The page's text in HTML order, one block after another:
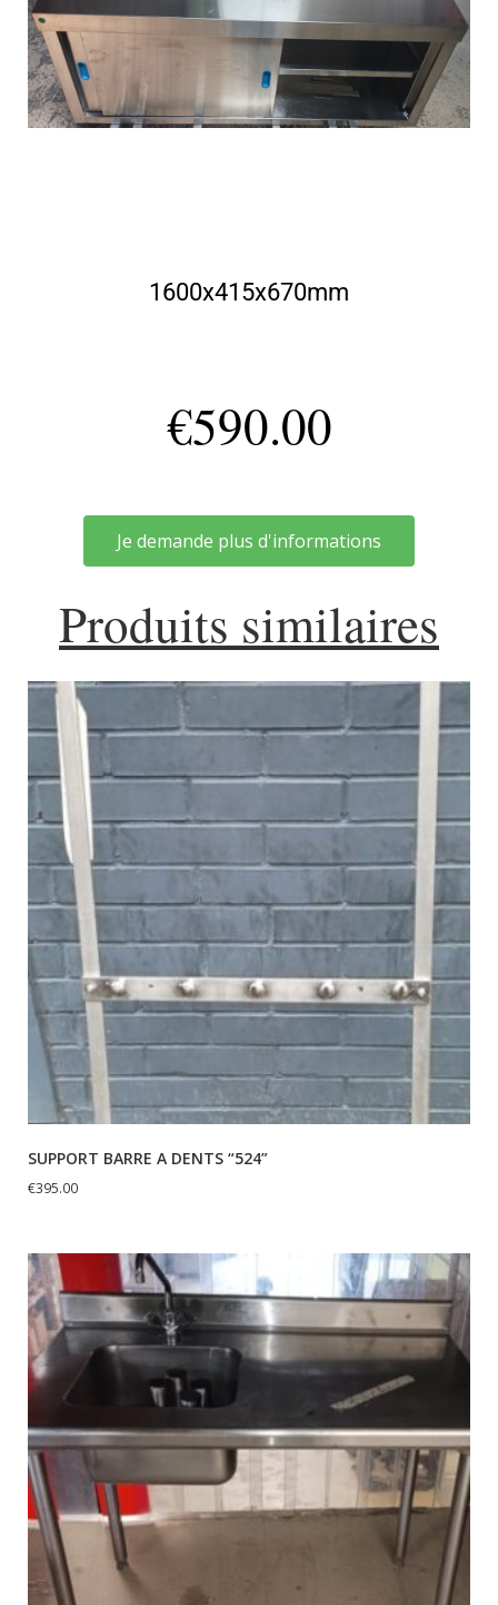
1600x415x670mm
€590.00
Je demande plus d'informations
Produits similaires
SUPPORT BARRE A DENTS “524”
€395.00